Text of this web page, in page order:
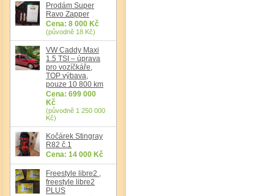
Prodám Super
Ravo Zapper
Cena: 8 000 Kč
(původně 18 Kč)
VW Caddy Maxi
1.5 TSI – úprava
pro vozíčkáře,
TOP výbava,
pouze 10 800 km
Cena: 699 000
Kč
(původně 1 250 000
Kč)
Kočárek Stingray
R82 č.1
Cena: 14 000 Kč
Freestyle libre2 ,
freestyle libre2
PLUS